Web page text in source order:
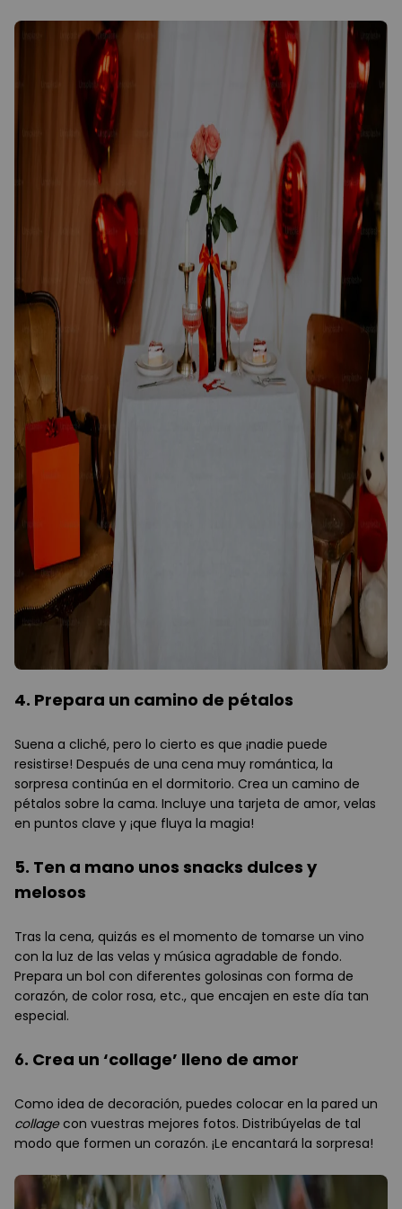
4. Prepara un camino de pétalos
Suena a cliché, pero lo cierto es que ¡nadie puede
resistirse! Después de una cena muy romántica, la
sorpresa continúa en el dormitorio. Crea un camino de
pétalos sobre la cama. Incluye una tarjeta de amor, velas
en puntos clave y ¡que fluya la magia!
5. Ten a mano unos snacks dulces y
melosos
Tras la cena, quizás es el momento de tomarse un vino
con la luz de las velas y música agradable de fondo.
Prepara un bol con diferentes golosinas con forma de
corazón, de color rosa, etc., que encajen en este día tan
especial.
6. Crea un ‘collage’ lleno de amor
Como idea de decoración, puedes colocar en la pared un
collagecon vuestras mejores fotos. Distribúyelas de tal
modo que formen un corazón. ¡Le encantará la sorpresa!